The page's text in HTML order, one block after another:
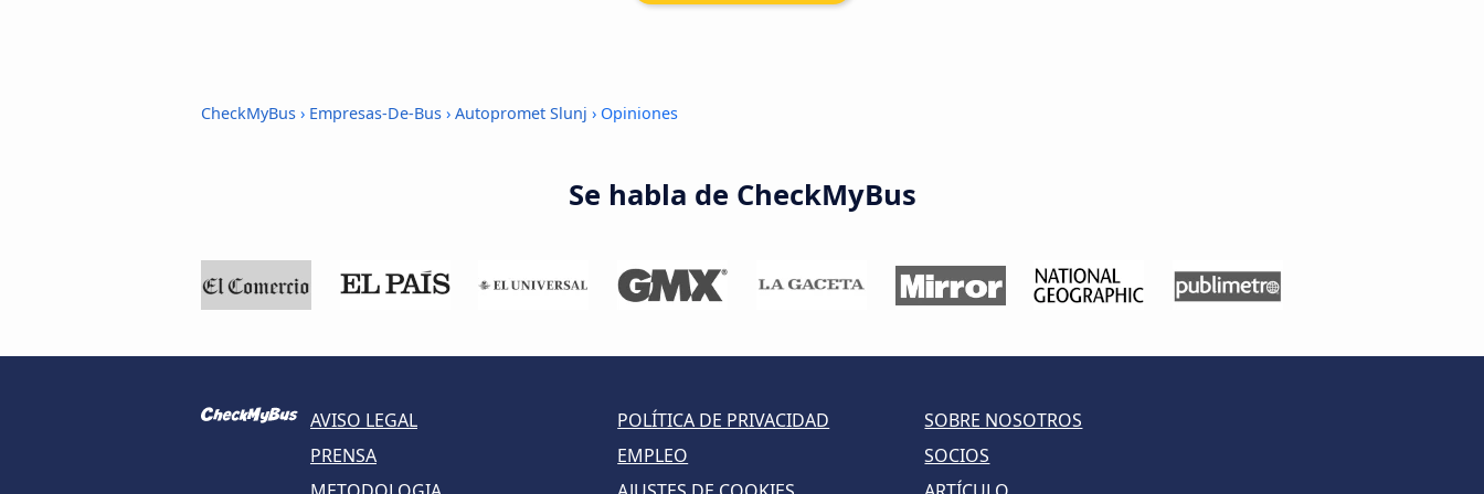
CheckMyBus › Empresas-De-Bus › Autopromet Slunj › Opiniones
Se habla de CheckMyBus
AVISO LEGAL POLÍTICA DE PRIVACIDAD
SOBRE NOSOTROS
PRENSA
EMPLEO
SOCIOS